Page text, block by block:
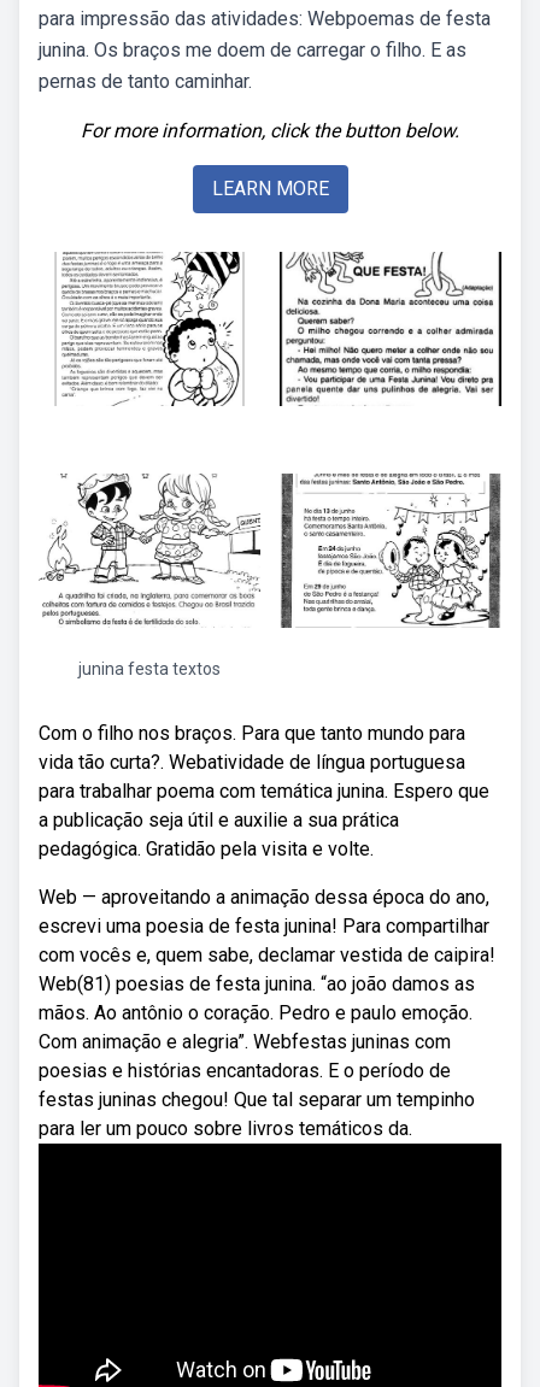
para impressão das atividades: Webpoemas de festa
junina. Os braços me doem de carregar o filho. E as
pernas de tanto caminhar.
For more information, click the button below.
LEARN MORE
junina festa textos
Com o filho nos braços. Para que tanto mundo para
vida tão curta?. Webatividade de língua portuguesa
para trabalhar poema com temática junina. Espero que
a publicação seja útil e auxilie a sua prática
pedagógica. Gratidão pela visita e volte.
Web — aproveitando a animação dessa época do ano,
escrevi uma poesia de festa junina! Para compartilhar
com vocês e, quem sabe, declamar vestida de caipira!
Web(81) poesias de festa junina. “ao joão damos as
mãos. Ao antônio o coração. Pedro e paulo emoção.
Com animação e alegria”. Webfestas juninas com
poesias e histórias encantadoras. E o período de
festas juninas chegou! Que tal separar um tempinho
para ler um pouco sobre livros temáticos da.